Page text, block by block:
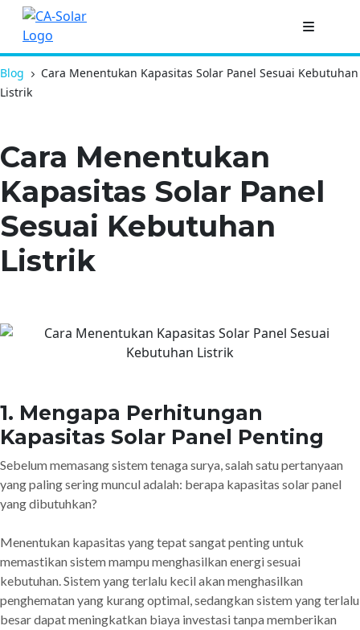
Blog
Cara Menentukan Kapasitas Solar Panel Sesuai Kebutuhan
Listrik
Cara Menentukan
Kapasitas Solar Panel
Sesuai Kebutuhan
Listrik
1. Mengapa Perhitungan
Kapasitas Solar Panel Penting
Sebelum memasang sistem tenaga surya, salah satu pertanyaan
yang paling sering muncul adalah: berapa kapasitas solar panel
yang dibutuhkan?
Menentukan kapasitas yang tepat sangat penting untuk
memastikan sistem mampu menghasilkan energi sesuai
kebutuhan. Sistem yang terlalu kecil akan menghasilkan
penghematan yang kurang optimal, sedangkan sistem yang terlalu
besar dapat meningkatkan biaya investasi tanpa memberikan